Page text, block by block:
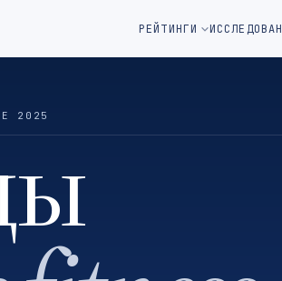
в новом окне)
РЕЙТИНГИ
2025